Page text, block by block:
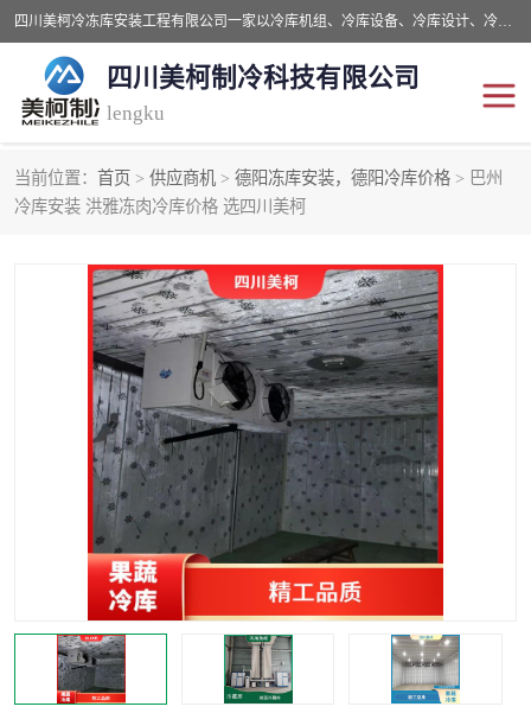
四川美柯冷冻库安装工程有限公司一家以冷库机组、冷库设备、冷库设计、冷冻库设备销售、冷库安装、冻库安装价格及技术服务为一体的综合企业，咨询热线：同等设备材料优惠10% 。公司各种类型安装组合式冷库、冷冻库、冷藏库、气调保鲜库、并提供成套设备供应、安装与调试、维护与维修、技术咨询、操作维修人员技术培训等
四川美柯制冷科技有限公司
lengku
当前位置： 首页 > 供应商机 > 德阳冻库安装，德阳冷库价格 > 巴州
冷库安装 洪雅冻肉冷库价格 选四川美柯
冷库安装，冷库价格 四川冷库，四川冻库安装
成都冻库，成都冻库价格 绵阳冻库,绵阳保鲜冷库
德阳冻库安装，德阳冷库 广元冻库安装,广元冻库造
价
南充冻库设计,南充冻库安 遂宁冻库
资阳冻库，资阳冻库安装 泸州冻库，泸州冷库
乐山冻库,乐山保鲜冷库 自贡冻库组装
雅安冷库,雅安冻库 攀枝花冻库
烘干冷链 冻库安装，小型冻库造价
内江冷库，内江冻库 宜宾冷库，宜宾冻库设备